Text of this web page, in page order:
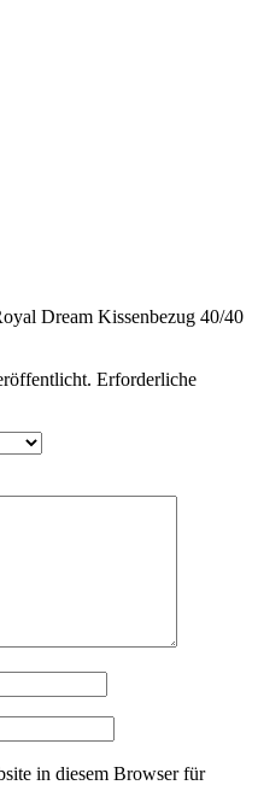
Dream Kissenbezug 40/40
Erforderliche
in diesem Browser für